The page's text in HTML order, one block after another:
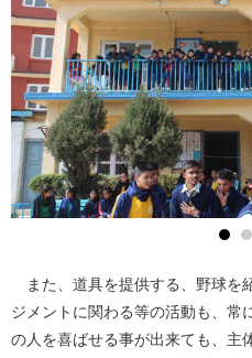
また、道具を提供する、野球を
ジメントに関わる等の活動も、常
の人を喜ばせる事が出来ても、主